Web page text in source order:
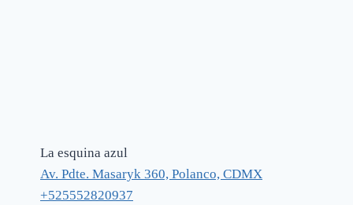
La esquina azul
Av. Pdte. Masaryk 360, Polanco, CDMX
+525552820937